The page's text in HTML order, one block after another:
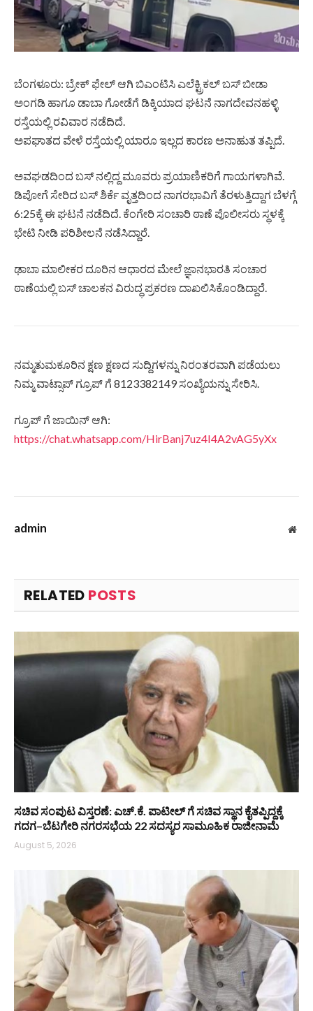
ಬೆಂಗಳೂರು: ಬ್ರೇಕ್ ಫೇಲ್ ಆಗಿ ಬಿಎಂಟಿಸಿ ಎಲೆಕ್ಟ್ರಿಕಲ್ ಬಸ್ ಬೀಡಾ
ಅಂಗಡಿ ಹಾಗೂ ಡಾಬಾ ಗೋಡೆಗೆ ಡಿಕ್ಕಿಯಾದ ಘಟನೆ ನಾಗದೇವನಹಳ್ಳಿ
ರಸ್ತೆಯಲ್ಲಿ ರವಿವಾರ ನಡೆದಿದೆ.
ಅಪಘಾತದ ವೇಳೆ ರಸ್ತೆಯಲ್ಲಿ ಯಾರೂ ಇಲ್ಲದ ಕಾರಣ ಅನಾಹುತ ತಪ್ಪಿದೆ.
ಅವಘಡದಿಂದ ಬಸ್ ನಲ್ಲಿದ್ದ ಮೂವರು ಪ್ರಯಾಣಿಕರಿಗೆ ಗಾಯಗಳಾಗಿವೆ.
ಡಿಪೋಗೆ ಸೇರಿದ ಬಸ್ ಶಿರ್ಕೆ ವೃತ್ತದಿಂದ ನಾಗರಭಾವಿಗೆ ತೆರಳುತ್ತಿದ್ದಾಗ ಬೆಳಗ್ಗೆ
6:25ಕ್ಕೆ ಈ ಘಟನೆ ನಡೆದಿದೆ. ಕೆಂಗೇರಿ ಸಂಚಾರಿ ಠಾಣೆ ಪೊಲೀಸರು ಸ್ಥಳಕ್ಕೆ
ಭೇಟಿ ನೀಡಿ ಪರಿಶೀಲನೆ ನಡೆಸಿದ್ದಾರೆ.
ಢಾಬಾ ಮಾಲೀಕರ ದೂರಿನ ಆಧಾರದ ಮೇಲೆ ಜ್ಞಾನಭಾರತಿ ಸಂಚಾರ
ಠಾಣೆಯಲ್ಲಿ ಬಸ್ ಚಾಲಕನ ವಿರುದ್ಧ ಪ್ರಕರಣ ದಾಖಲಿಸಿಕೊಂಡಿದ್ದಾರೆ.
ನಮ್ಮತುಮಕೂರಿನ ಕ್ಷಣ ಕ್ಷಣದ ಸುದ್ದಿಗಳನ್ನು ನಿರಂತರವಾಗಿ ಪಡೆಯಲು
ನಿಮ್ಮ ವಾಟ್ಸಾಪ್ ಗ್ರೂಪ್ ಗೆ 8123382149 ಸಂಖ್ಯೆಯನ್ನು ಸೇರಿಸಿ.
ಗ್ರೂಪ್ ಗೆ ಜಾಯಿನ್ ಆಗಿ:
https://chat.whatsapp.com/HirBanj7uz4I4A2vAG5yXx
admin
RELATED POSTS
ಸಚಿವ ಸಂಪುಟ ವಿಸ್ತರಣೆ: ಎಚ್.ಕೆ. ಪಾಟೀಲ್ ಗೆ ಸಚಿವ ಸ್ಥಾನ ಕೈತಪ್ಪಿದ್ದಕ್ಕೆ
ಗದಗ–ಬೆಟಗೇರಿ ನಗರಸಭೆಯ 22 ಸದಸ್ಯರ ಸಾಮೂಹಿಕ ರಾಜೀನಾಮೆ
August 5, 2026